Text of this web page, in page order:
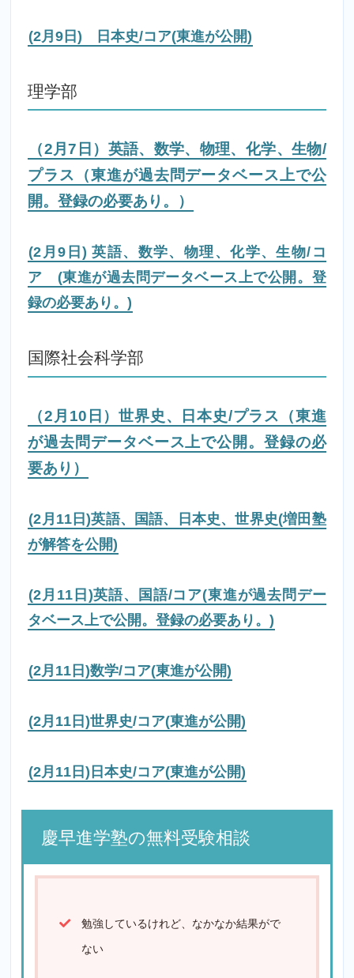
(2月9日) 日本史/コア(東進が公開)
理学部
（2月7日）英語、数学、物理、化学、生物/
プラス（東進が過去問データベース上で公
開。登録の必要あり。）
(2月9日) 英語、数学、物理、化学、生物/コ
ア (東進が過去問データベース上で公開。登
録の必要あり。)
国際社会科学部
（2月10日）世界史、日本史/プラス（東進
が過去問データベース上で公開。登録の必
要あり）
(2月11日)英語、国語、日本史、世界史(増田塾
が解答を公開)
(2月11日)英語、国語/コア(東進が過去問デー
タベース上で公開。登録の必要あり。)
(2月11日)数学/コア(東進が公開)
(2月11日)世界史/コア(東進が公開)
(2月11日)日本史/コア(東進が公開)
慶早進学塾の無料受験相談
勉強しているけれど、なかなか結果がで
ない